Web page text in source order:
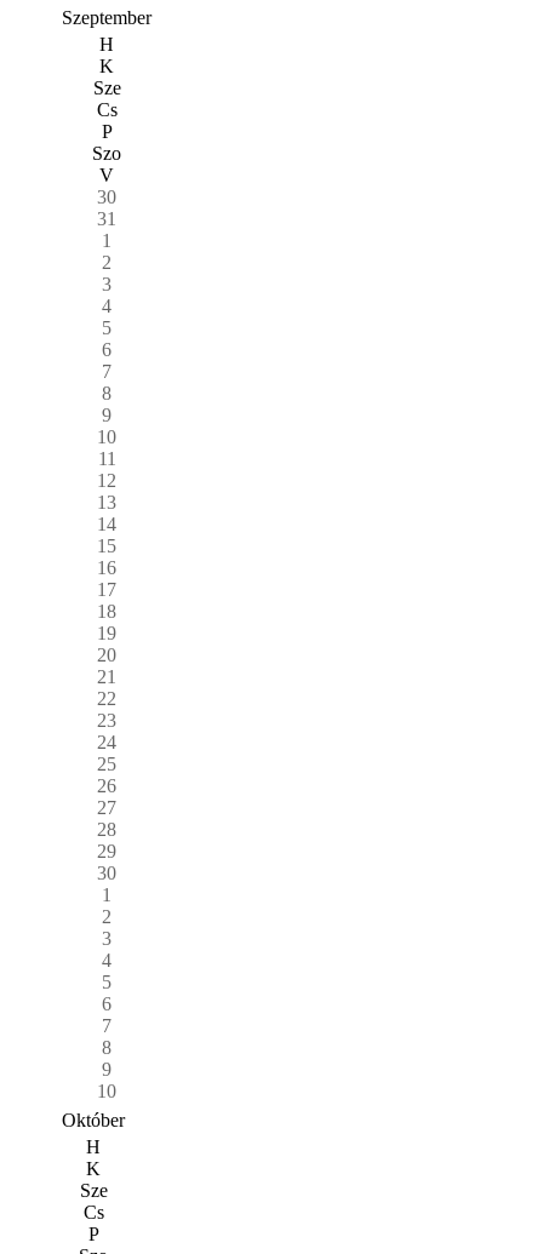
Szeptember
H
K
Sze
Cs
P
Szo
V
30
31
1
2
3
4
5
6
7
8
9
10
11
12
13
14
15
16
17
18
19
20
21
22
23
24
25
26
27
28
29
30
1
2
3
4
5
6
7
8
9
10
Október
H
K
Sze
Cs
P